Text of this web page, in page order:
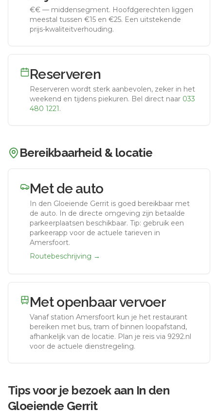
€€ — middensegment. Hoofdgerechten liggen
meestal tussen €15 en €25. Een uitstekende
prijs-kwaliteitverhouding.
Reserveren
Reserveren wordt sterk aanbevolen, zeker in het
weekend en tijdens piekuren. Bel direct naar 033
480 1221.
Bereikbaarheid & locatie
Met de auto
In den Gloeiende Gerrit is goed bereikbaar met
de auto. In de directe omgeving zijn betaalde
parkeerplaatsen beschikbaar. Tip: gebruik een
parkeerapp voor de actuele tarieven in
Amersfoort.
Routebeschrijving →
Met openbaar vervoer
Vanaf station Amersfoort kun je het restaurant
bereiken met bus, tram of binnen loopafstand,
afhankelijk van de locatie. Plan je reis via 9292.nl
voor de actuele dienstregeling.
Tips voor je bezoek aan In den
Gloeiende Gerrit